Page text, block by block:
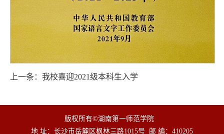
上一条： 我校喜迎2021级本科生入学
版权所有©湖南第一师范学院
地 址：长沙市岳麓区枫林三路1015号 邮 编：410205